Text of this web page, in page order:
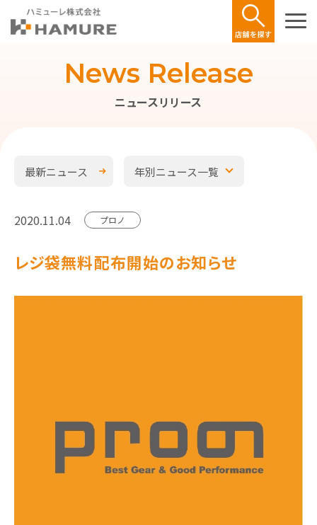
ニュースリリース
News Release
最新ニュース 年別ニュース一覧
2020.11.04 プロノ
レジ袋無料配布開始のお知らせ